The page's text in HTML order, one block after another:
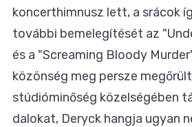
koncerthimnusz lett, a srácok
további bemelegítését az
és a "Screaming Bloody
közönség meg persze
stúdióminőség közelségében
dalokat, Deryck hangja ugyan